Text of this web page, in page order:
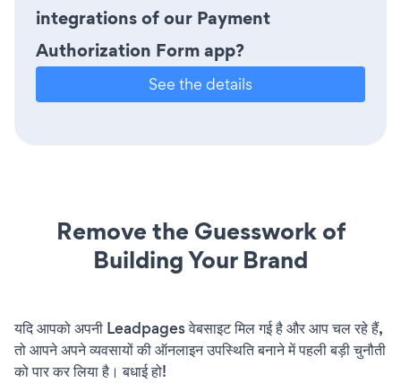
integrations of our Payment
Authorization Form app?
See the details
Remove the Guesswork of
Building Your Brand
यदि आपको अपनी Leadpages वेबसाइट मिल गई है और आप चल रहे हैं,
तो आपने अपने व्यवसायों की ऑनलाइन उपस्थिति बनाने में पहली बड़ी चुनौती
को पार कर लिया है। बधाई हो!